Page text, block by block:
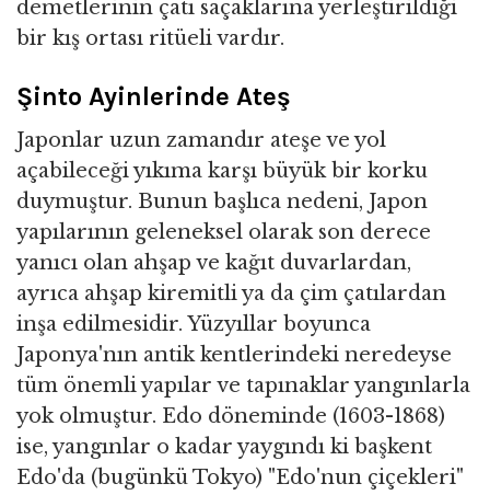
demetlerinin çatı saçaklarına yerleştirildiği
bir kış ortası ritüeli vardır.
Şinto Ayinlerinde Ateş
Japonlar uzun zamandır ateşe ve yol
açabileceği yıkıma karşı büyük bir korku
duymuştur. Bunun başlıca nedeni, Japon
yapılarının geleneksel olarak son derece
yanıcı olan ahşap ve kağıt duvarlardan,
ayrıca ahşap kiremitli ya da çim çatılardan
inşa edilmesidir. Yüzyıllar boyunca
Japonya'nın antik kentlerindeki neredeyse
tüm önemli yapılar ve tapınaklar yangınlarla
yok olmuştur. Edo döneminde (1603-1868)
ise, yangınlar o kadar yaygındı ki başkent
Edo'da (bugünkü Tokyo) "Edo'nun çiçekleri"